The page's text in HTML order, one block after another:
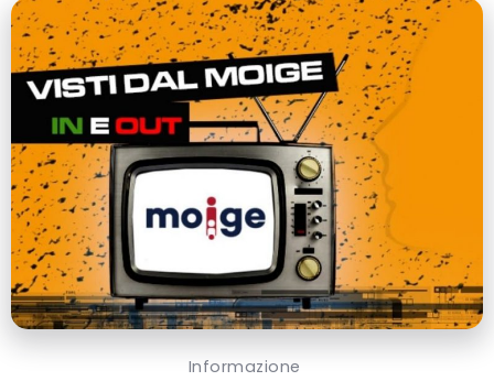
Informazione